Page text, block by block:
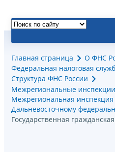
Главная страница
О ФНС
Федеральная налоговая
Структура ФНС России
Межрегиональные
Межрегиональная
Дальневосточному
Государственная